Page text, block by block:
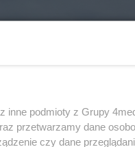
inne podmioty z Grupy
przetwarzamy dane
czy dane